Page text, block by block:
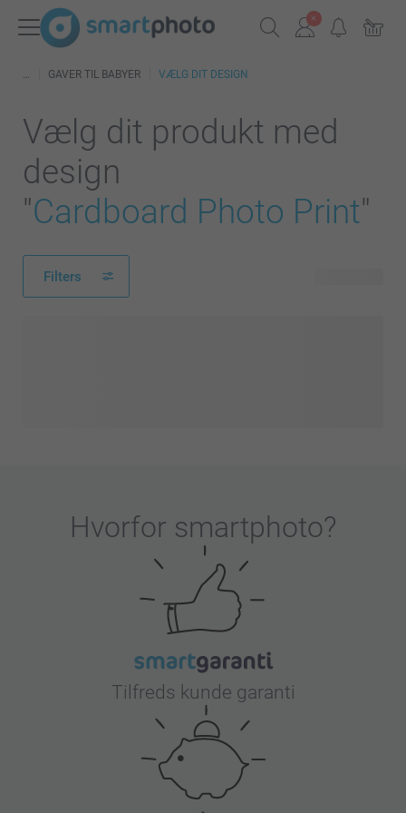
GAVER TIL BABYER VÆLG DIT DESIGN
Vælg dit produkt med
design
"Cardboard Photo Print"
Filters
Hvorfor smartphoto?
Tilfreds kunde garanti